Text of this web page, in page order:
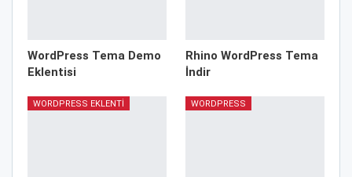
WordPress Tema Demo
Eklentisi
Rhino WordPress Tema
İndir
WORDPRESS EKLENTI WORDPRESS